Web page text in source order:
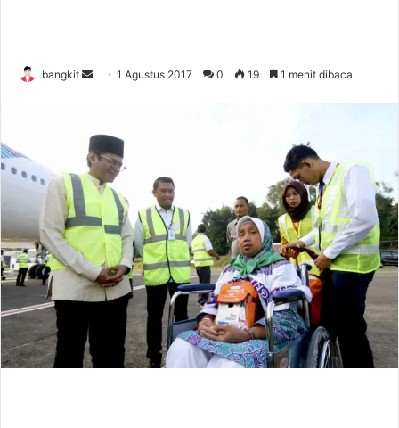
bangkit
d
a
n
e
m
i
l
1 Agustus 2017 0 19 1 menit dibaca